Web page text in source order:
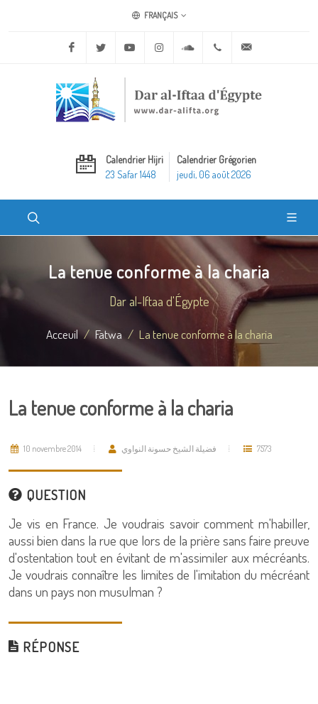
FRANÇAIS
Facebook Twitter Youtube Instagram Soundcloud+20 2 25970400
Calendrier Hijri
23 Safar 1448
Calendrier Grégorien
jeudi, 06 août 2026
La tenue conforme à la charia
Dar al-Iftaa d'Égypte
Acceuil Fatwa La tenue conforme à la charia
La tenue conforme à la charia
10 novembre 2014 فضيلة الشيخ حسونة النواوي 7573
QUESTION
Je vis en France. Je voudrais savoir comment m'habiller,
aussi bien dans la rue que lors de la prière sans faire preuve
d'ostentation tout en évitant de m'assimiler aux mécréants.
Je voudrais connaître les limites de l'imitation du mécréant
dans un pays non musulman ?
RÉPONSE